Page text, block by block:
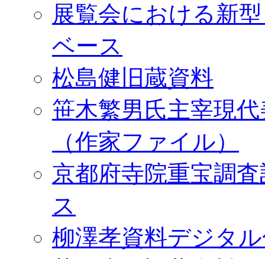
展覧会における新
ベース
松島健旧蔵資料
笹木繁男氏主宰現
（作家ファイル）
京都府寺院重宝調
ス
柳澤孝資料デジタ